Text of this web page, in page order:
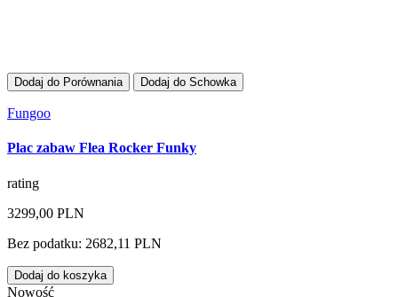
Dodaj do Porównania Dodaj do Schowka
Fungoo
Plac zabaw Flea Rocker Funky
rating
3299,00 PLN
Bez podatku: 2682,11 PLN
Dodaj do koszyka
Nowość